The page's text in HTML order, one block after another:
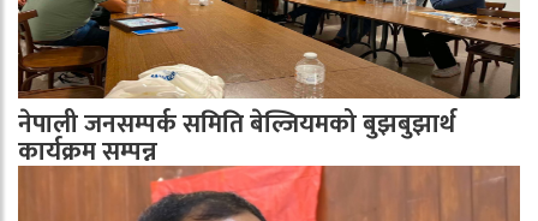
नेपाली जनसम्पर्क समिति बेल्जियमको बुझबुझार्थ
कार्यक्रम सम्पन्न